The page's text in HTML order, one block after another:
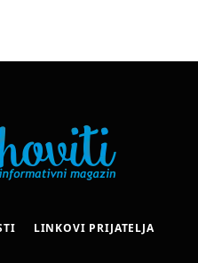
LINKOVI PRIJATELJA